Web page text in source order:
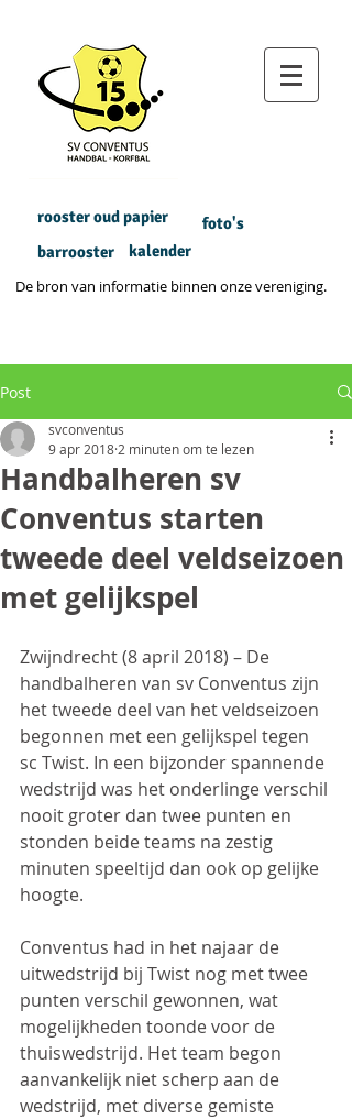
rooster oud papier
barrooster
foto's
kalender
De bron van informatie binnen onze vereniging.
Post
Handbalheren sv
Conventus starten
tweede deel veldseizoen
met gelijkspel
svconventus
9 apr 2018 2 minuten om te lezen
Zwijndrecht (8 april 2018) – De
handbalheren van sv Conventus zijn
het tweede deel van het veldseizoen
begonnen met een gelijkspel tegen
sc Twist. In een bijzonder spannende
wedstrijd was het onderlinge verschil
nooit groter dan twee punten en
stonden beide teams na zestig
minuten speeltijd dan ook op gelijke
hoogte.
Conventus had in het najaar de
uitwedstrijd bij Twist nog met twee
punten verschil gewonnen, wat
mogelijkheden toonde voor de
thuiswedstrijd. Het team begon
aanvankelijk niet scherp aan de
wedstrijd, met diverse gemiste